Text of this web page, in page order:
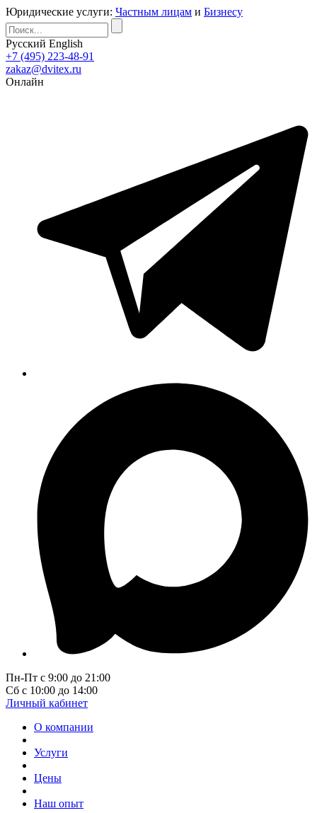
Юридические услуги: Частным лицам и Бизнесу
Русский English
+7 (495) 223-48-91
zakaz@dvitex.ru
Онлайн
Пн-Пт с 9:00 до 21:00
Сб с 10:00 до 14:00
Личный кабинет
О компании
Услуги
Цены
Наш опыт